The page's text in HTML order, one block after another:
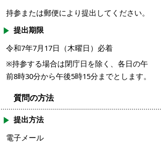
持参または郵便により提出してください。
提出期限
令和7年7月17日（木曜日）必着
※持参する場合は閉庁日を除く、各日の午
前8時30分から午後5時15分までとします。
質問の方法
提出方法
電子メール